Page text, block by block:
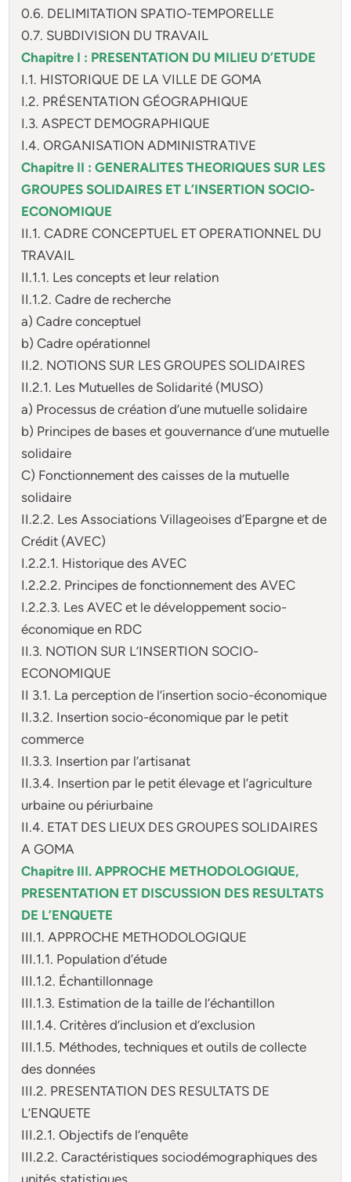
0.6. DELIMITATION SPATIO-TEMPORELLE
0.7. SUBDIVISION DU TRAVAIL
Chapitre I : PRESENTATION DU MILIEU D’ETUDE
I.1. HISTORIQUE DE LA VILLE DE GOMA
I.2. PRÉSENTATION GÉOGRAPHIQUE
I.3. ASPECT DEMOGRAPHIQUE
I.4. ORGANISATION ADMINISTRATIVE
Chapitre II : GENERALITES THEORIQUES SUR LES
GROUPES SOLIDAIRES ET L’INSERTION SOCIO-
ECONOMIQUE
II.1. CADRE CONCEPTUEL ET OPERATIONNEL DU
TRAVAIL
II.1.1. Les concepts et leur relation
II.1.2. Cadre de recherche
a) Cadre conceptuel
b) Cadre opérationnel
II.2. NOTIONS SUR LES GROUPES SOLIDAIRES
II.2.1. Les Mutuelles de Solidarité (MUSO)
a) Processus de création d’une mutuelle solidaire
b) Principes de bases et gouvernance d’une mutuelle
solidaire
C) Fonctionnement des caisses de la mutuelle
solidaire
II.2.2. Les Associations Villageoises d’Epargne et de
Crédit (AVEC)
I.2.2.1. Historique des AVEC
I.2.2.2. Principes de fonctionnement des AVEC
I.2.2.3. Les AVEC et le développement socio-
économique en RDC
II.3. NOTION SUR L’INSERTION SOCIO-
ECONOMIQUE
II 3.1. La perception de l’insertion socio-économique
II.3.2. Insertion socio-économique par le petit
commerce
II.3.3. Insertion par l’artisanat
II.3.4. Insertion par le petit élevage et l’agriculture
urbaine ou périurbaine
II.4. ETAT DES LIEUX DES GROUPES SOLIDAIRES
A GOMA
Chapitre III. APPROCHE METHODOLOGIQUE,
PRESENTATION ET DISCUSSION DES RESULTATS
DE L’ENQUETE
III.1. APPROCHE METHODOLOGIQUE
III.1.1. Population d’étude
III.1.2. Échantillonnage
III.1.3. Estimation de la taille de l’échantillon
III.1.4. Critères d’inclusion et d’exclusion
III.1.5. Méthodes, techniques et outils de collecte
des données
III.2. PRESENTATION DES RESULTATS DE
L’ENQUETE
III.2.1. Objectifs de l’enquête
III.2.2. Caractéristiques sociodémographiques des
unités statistiques